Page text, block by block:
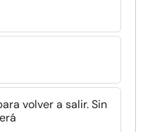
volver a salir. Sin